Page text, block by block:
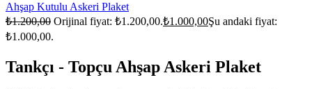
Ahşap Kutulu Askeri Plaket
₺1.200,00 Orijinal fiyat: ₺1.200,00.₺1.000,00Şu andaki fiyat:
₺1.000,00.
Tankçı - Topçu Ahşap Askeri Plaket